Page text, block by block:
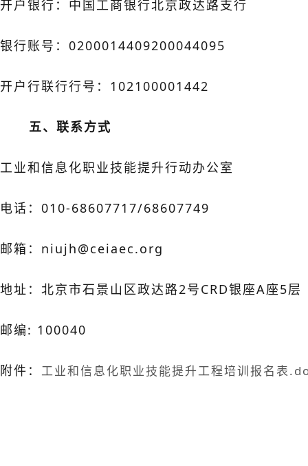
开户银行：中国工商银行北京政达路支行
银行账号：0200014409200044095
开户行联行行号：102100001442
五、联系方式
工业和信息化职业技能提升行动办公室
电话：010-68607717/68607749
邮箱：niujh@ceiaec.org
地址：北京市石景山区政达路2号CRD银座A座5层
邮编: 100040
附件： 工业和信息化职业技能提升工程培训报名表